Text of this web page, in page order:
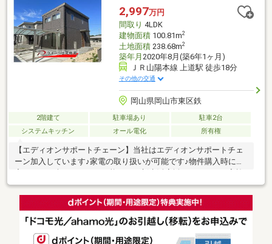
9005】または資料請求・来場予約ボタンか
ら。 * *☆* *☆* *☆*
*☆* *☆* *
2,997万円
間取り 4LDK
建物面積100.81m2
土地面積238.68m2
築年月 2020年8月(築6年1ヶ月)
ＪＲ山陽本線 上道駅 徒歩18分
その他の交通
岡山県岡山市東区鉄
2階建て 駐車場あり
駐車2台
システムキッチン
オール電化 所有権
【エディオンサポートチェーン】当社はエディオンサポートチェ
ーン加入しています♪家電の取り扱いが可能です♪物件購入時に住
中♪理想のマイホーム探しや住宅ローンの事すべて当社にお任せく
ださい♪資金計画のお悩みもお気軽にご相談ください♪☆ぜひ一度
現地をご覧ください♪周辺環境など資料だけでは分からない情報が
現地にはございます！即日のご案内も可能でございます♪お電話ま